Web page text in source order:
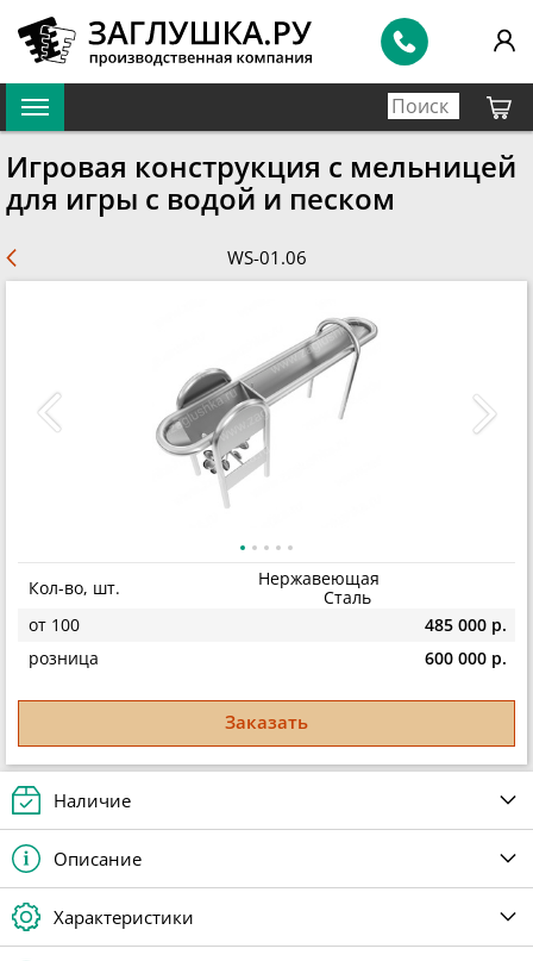
Игровая конструкция с мельницей
для игры с водой и песком
WS-01.06
Кол-во, шт.
Нержавеющая
Сталь
от 100
485 000 р.
розница
600 000 р.
Заказать
Наличие
Описание
Характеристики